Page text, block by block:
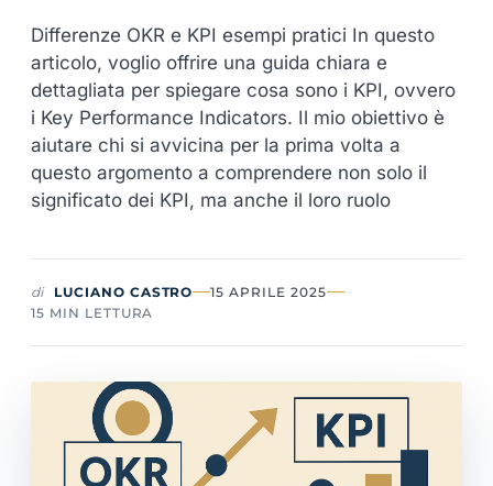
Differenze OKR e KPI esempi pratici In questo
articolo, voglio offrire una guida chiara e
dettagliata per spiegare cosa sono i KPI, ovvero
i Key Performance Indicators. Il mio obiettivo è
aiutare chi si avvicina per la prima volta a
questo argomento a comprendere non solo il
significato dei KPI, ma anche il loro ruolo
di LUCIANO CASTRO
15 APRILE 2025
15 MIN LETTURA